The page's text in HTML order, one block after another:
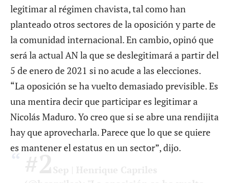
legitimar al régimen chavista, tal como han
planteado otros sectores de la oposición y parte de
la comunidad internacional. En cambio, opinó que
será la actual AN la que se deslegitimará a partir del
5 de enero de 2021 si no acude a las elecciones.
“La oposición se ha vuelto demasiado previsible. Es
una mentira decir que participar es legitimar a
Nicolás Maduro. Yo creo que si se abre una rendijita
hay que aprovecharla. Parece que lo que se quiere
es mantener el estatus en un sector”, dijo.